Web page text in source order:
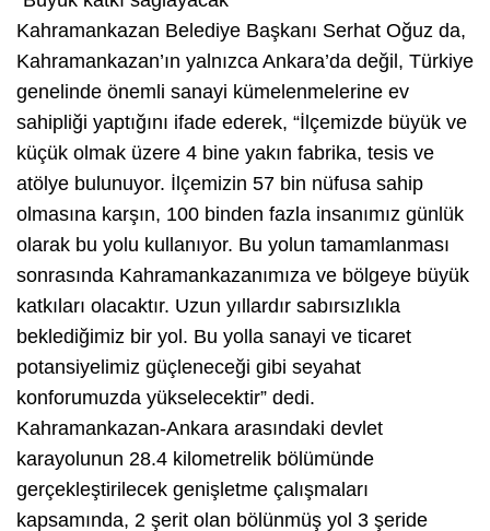
Kahramankazan Belediye Başkanı Serhat Oğuz da,
Kahramankazan’ın yalnızca Ankara’da değil, Türkiye
genelinde önemli sanayi kümelenmelerine ev
sahipliği yaptığını ifade ederek, “İlçemizde büyük ve
küçük olmak üzere 4 bine yakın fabrika, tesis ve
atölye bulunuyor. İlçemizin 57 bin nüfusa sahip
olmasına karşın, 100 binden fazla insanımız günlük
olarak bu yolu kullanıyor. Bu yolun tamamlanması
sonrasında Kahramankazanımıza ve bölgeye büyük
katkıları olacaktır. Uzun yıllardır sabırsızlıkla
beklediğimiz bir yol. Bu yolla sanayi ve ticaret
potansiyelimiz güçleneceği gibi seyahat
konforumuzda yükselecektir” dedi.
Kahramankazan-Ankara arasındaki devlet
karayolunun 28.4 kilometrelik bölümünde
gerçekleştirilecek genişletme çalışmaları
kapsamında, 2 şerit olan bölünmüş yol 3 şeride